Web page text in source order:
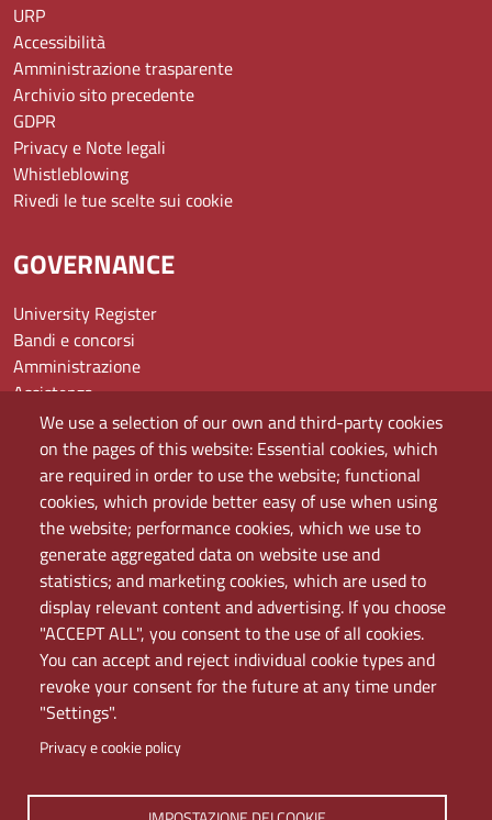
We use a selection of our own and third-party cookies
on the pages of this website: Essential cookies, which
are required in order to use the website; functional
cookies, which provide better easy of use when using
the website; performance cookies, which we use to
generate aggregated data on website use and
statistics; and marketing cookies, which are used to
display relevant content and advertising. If you choose
"ACCEPT ALL", you consent to the use of all cookies.
You can accept and reject individual cookie types and
revoke your consent for the future at any time under
"Settings".
Privacy e cookie policy
URP
Accessibilità
Amministrazione trasparente
Archivio sito precedente
GDPR
Privacy e Note legali
Whistleblowing
Rivedi le tue scelte sui cookie
GOVERNANCE
University Register
Bandi e concorsi
Amministrazione
Assistenza
Domande frequenti (FAQ)
Elenco dei siti tematici
Mappa del sito
PEC
Rete Wi-Fi Eduroam
Servizio Proxy
Guida all’uso del portale